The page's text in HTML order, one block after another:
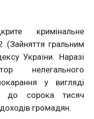
кримінальне
гральним
України. Наразі
нелегального
у вигляді
до сорока тисяч
громадян.